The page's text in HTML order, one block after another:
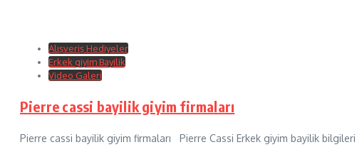
Alışveriş Hediyeler
Erkek giyim Bayilik
Video Galeri
Pierre cassi bayilik giyim firmaları
Pierre cassi bayilik giyim firmaları Pierre Cassi Erkek giyim bayilik bilgileri